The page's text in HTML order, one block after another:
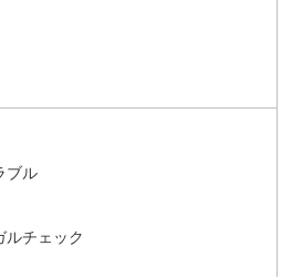
ブル
ルチェック